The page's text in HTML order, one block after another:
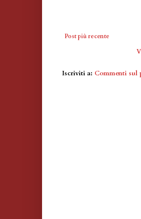
Post più recente
Iscriviti a: Commenti sul